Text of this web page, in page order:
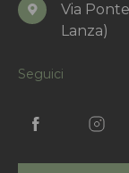
Via
Lanza)
Seguici